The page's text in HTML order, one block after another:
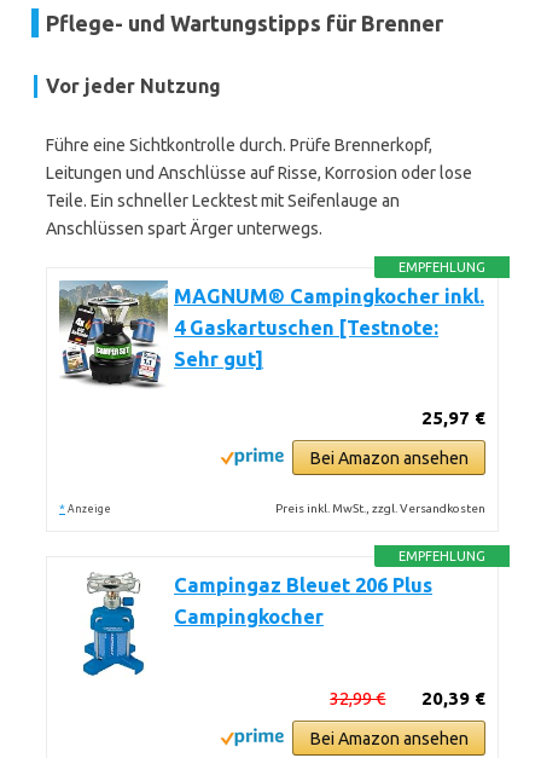
Pflege- und Wartungstipps für Brenner
Vor jeder Nutzung
Führe eine Sichtkontrolle durch. Prüfe Brennerkopf,
Leitungen und Anschlüsse auf Risse, Korrosion oder lose
Teile. Ein schneller Lecktest mit Seifenlauge an
Anschlüssen spart Ärger unterwegs.
EMPFEHLUNG
MAGNUM® Campingkocher inkl.
4 Gaskartuschen [Testnote:
Sehr gut]
25,97 €
Bei Amazon ansehen
* Anzeige Preis inkl. MwSt., zzgl. Versandkosten
EMPFEHLUNG
Campingaz Bleuet 206 Plus
Campingkocher
20,39 €
32,99 €
Bei Amazon ansehen